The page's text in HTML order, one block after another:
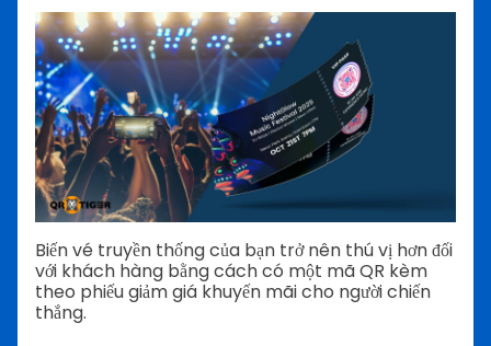
Biến vé truyền thống của bạn trở nên thú vị hơn đối
với khách hàng bằng cách có một mã QR kèm
theo phiếu giảm giá khuyến mãi cho người chiến
thắng.